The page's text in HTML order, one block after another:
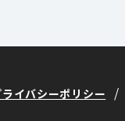
ライバシーポリシー